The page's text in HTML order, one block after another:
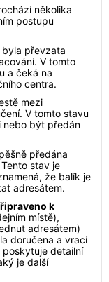
několika
postupu
byla převzata
V tomto
a čeká na
centra.
mezi
V tomto stavu
nebo být předán
předána
stav je
že balík je
adresátem.
k
místě),
adresátem)
doručena a vrací
detailní
je další